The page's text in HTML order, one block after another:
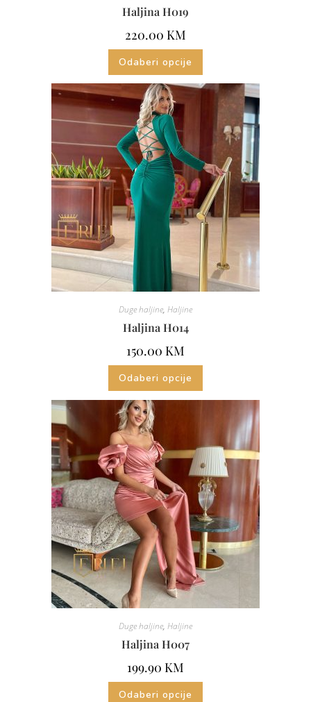
Haljina H019
220.00 KM
Odaberi opcije
Duge haljine, Haljine
Haljina H014
150.00 KM
Odaberi opcije
Duge haljine, Haljine
Haljina H007
199.90 KM
Odaberi opcije